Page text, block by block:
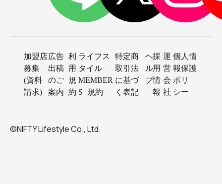
加盟店
募集
(資料
請求)
広告
出稿
のご
案内
利
用
規
約
ライフス
タイル
MEMBER
S+規約
特定商
取引法
に基づ
く表記
ヘ
ル
プ
採
用
情
報
運
営
会
社
個人情
報保護
ポリ
シー
©NIFTY Lifestyle Co., Ltd.